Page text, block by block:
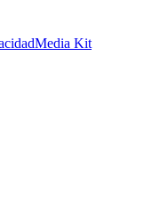
Media Kit